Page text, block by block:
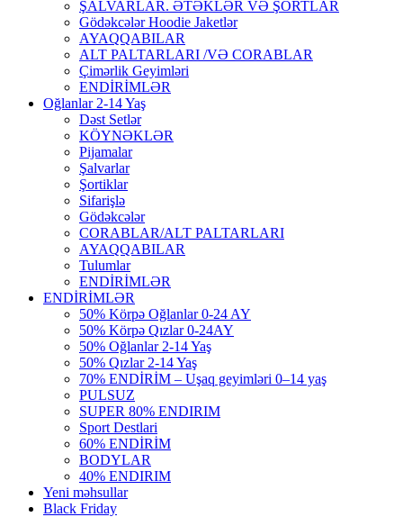
ŞALVARLAR. ƏTƏKLƏR VƏ ŞORTLAR
Gödəkcələr Hoodie Jaketlər
AYAQQABILAR
ALT PALTARLARI /VƏ CORABLAR
Çimərlik Geyimləri
ENDİRİMLƏR
Oğlanlar 2-14 Yaş
Dəst Setlər
KÖYNƏKLƏR
Pijamalar
Şalvarlar
Şortiklar
Sifarişlə
Gödəkcələr
CORABLAR/ALT PALTARLARI
AYAQQABILAR
Tulumlar
ENDİRİMLƏR
ENDİRİMLƏR
50% Körpə Oğlanlar 0-24 AY
50% Körpə Qızlar 0-24AY
50% Oğlanlar 2-14 Yaş
50% Qızlar 2-14 Yaş
70% ENDİRİM – Uşaq geyimləri 0–14 yaş
PULSUZ
SUPER 80% ENDIRIM
Sport Destlari
60% ENDİRİM
BODYLAR
40% ENDIRIM
Yeni məhsullar
Black Friday